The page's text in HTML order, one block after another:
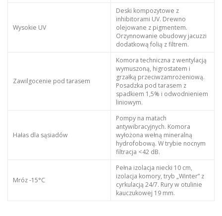
Wysokie UV
Deski kompozytowe z
inhibitorami UV. Drewno
olejowane z pigmentem.
Orzynnowanie obudowy jacuzzi
dodatkową folią z filtrem.
Zawilgocenie pod tarasem
Komora techniczna z wentylacją
wymuszoną, higrostatem i
grzałką przeciwzamrożeniową.
Posadzka pod tarasem z
spadkiem 1,5% i odwodnieniem
liniowym.
Hałas dla sąsiadów
Pompy na matach
antywibracyjnych. Komora
wyłożona wełną mineralną
hydrofobową. W trybie nocnym
filtracja <42 dB.
Mróz -15°C
Pełna izolacja niecki 10 cm,
izolacja komory, tryb „Winter” z
cyrkulacją 24/7. Rury w otulinie
kauczukowej 19 mm.